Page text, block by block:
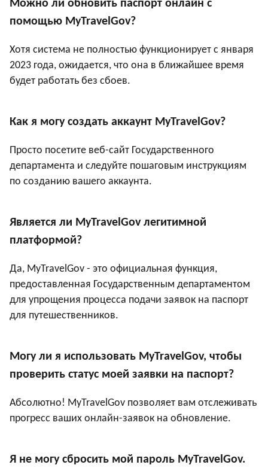
Можно ли обновить паспорт онлайн с
помощью MyTravelGov?
Хотя система не полностью функционирует с января
2023 года, ожидается, что она в ближайшее время
будет работать без сбоев.
Как я могу создать аккаунт MyTravelGov?
Просто посетите веб-сайт Государственного
департамента и следуйте пошаговым инструкциям
по созданию вашего аккаунта.
Является ли MyTravelGov легитимной
платформой?
Да, MyTravelGov - это официальная функция,
предоставленная Государственным департаментом
для упрощения процесса подачи заявок на паспорт
для путешественников.
Могу ли я использовать MyTravelGov, чтобы
проверить статус моей заявки на паспорт?
Абсолютно! MyTravelGov позволяет вам отслеживать
прогресс ваших онлайн-заявок на обновление.
Я не могу сбросить мой пароль MyTravelGov.